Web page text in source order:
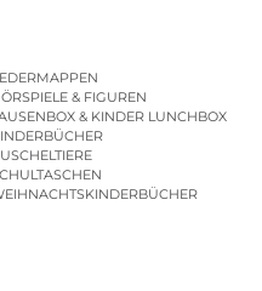
& FIGUREN
& KINDER LUNCHBOX
| KINDERGARTENBEUTEL